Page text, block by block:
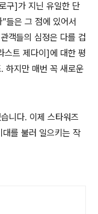
구]가 지닌 유일한 단
”들은 그 점에 있어서
객들의 심정은 다를 겁
스트 제다이 ]에 대한 평
. 하지만 매번 꼭 새로운
니다. 이제 스타워즈
를 불러 일으키는 작